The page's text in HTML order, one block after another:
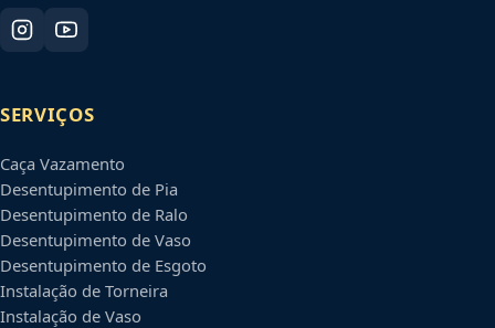
SERVIÇOS
Caça Vazamento
Desentupimento de Pia
Desentupimento de Ralo
Desentupimento de Vaso
Desentupimento de Esgoto
Instalação de Torneira
Instalação de Vaso